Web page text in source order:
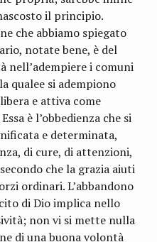
il principio.
che abbiamo spiegato
notate bene, è del
i comuni
qualee si adempiono
e attiva come
è l’obbedienza che si
e de­terminata,
di cure, di atten­zioni,
che la grazia aiuti
ordinari. L’abbandono
di Dio implica nello
non vi si mette nulla
di una buona volontà